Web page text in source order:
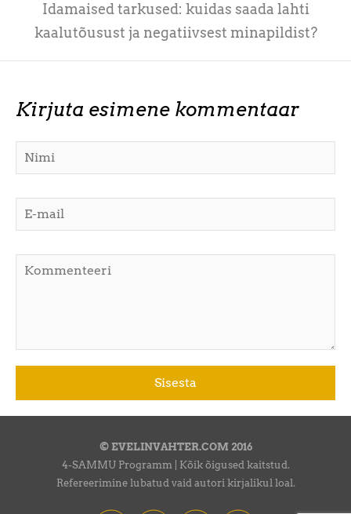
Idamaised tarkused: kuidas saada lahti
kaalutõusust ja negatiivsest minapildist?
Kirjuta esimene kommentaar
© EVELINVAHTER.COM 2016
4-SAMMU Programm | Kõik õigused kaitstud.
Refereerimine lubatud vaid autori kirjalikul loal.